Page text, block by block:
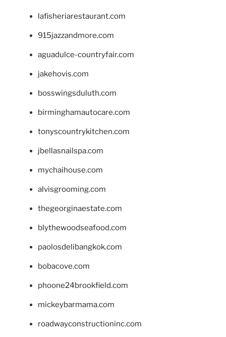
lafisheriarestaurant.com
915jazzandmore.com
aguadulce-countryfair.com
jakehovis.com
bosswingsduluth.com
birminghamautocare.com
tonyscountrykitchen.com
jbellasnailspa.com
mychaihouse.com
alvisgrooming.com
thegeorginaestate.com
blythewoodseafood.com
paolosdelibangkok.com
bobacove.com
phoone24brookfield.com
mickeybarmama.com
roadwayconstructioninc.com